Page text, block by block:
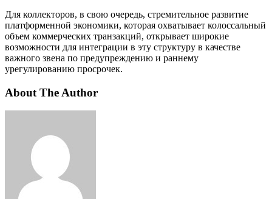
Для коллекторов, в свою очередь, стремительное развитие
платформенной экономики, которая охватывает колоссальный
объем коммерческих транзакций, открывает широкие
возможности для интеграции в эту структуру в качестве
важного звена по предупреждению и раннему
урегулированию просрочек.
About The Author